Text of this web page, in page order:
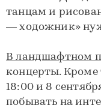
танцам и
— ходожник»
В ландшафтном
концерты. Кроме
18:00 и 8
побывать на